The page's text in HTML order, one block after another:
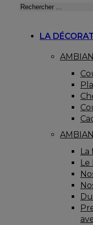
Rechercher
LA
Le